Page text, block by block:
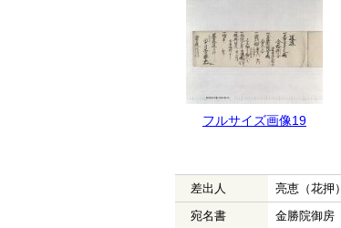
フルサイズ画像19
差出人
亮恵（花押）
宛名書
金勝院御房